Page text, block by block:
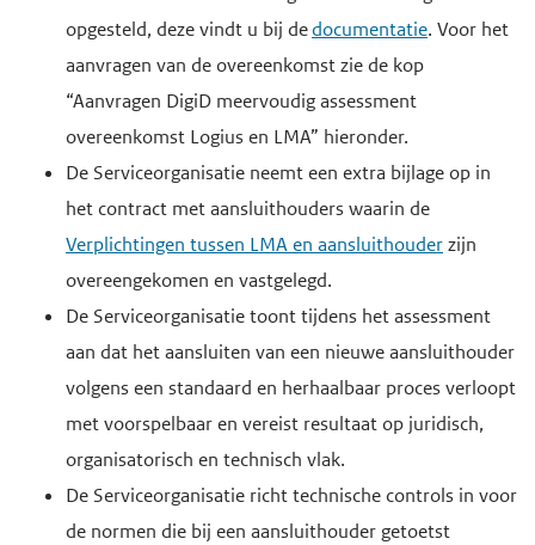
opgesteld, deze vindt u bij dedocumentatie. Voor het
aanvragen van de overeenkomst zie de kop
“Aanvragen DigiD meervoudig assessment
overeenkomst Logius en LMA” hieronder.
De Serviceorganisatie neemt een extra bijlage op in
het contract met aansluithouders waarin de
Verplichtingen tussen LMA en aansluithouderzijn
overeengekomen en vastgelegd.
De Serviceorganisatie toont tijdens het assessment
aan dat het aansluiten van een nieuwe aansluithouder
volgens een standaard en herhaalbaar proces verloopt
met voorspelbaar en vereist resultaat op juridisch,
organisatorisch en technisch vlak.
De Serviceorganisatie richt technische controls in voor
de normen die bij een aansluithouder getoetst